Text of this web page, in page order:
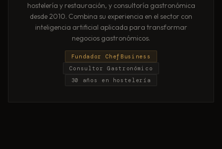
hostelería y restauración, y consultoría gastronómica
desde 2010. Combina su experiencia en el sector con
inteligencia artificial aplicada para transformar
negocios gastronómicos.
Fundador ChefBusiness
Consultor Gastronómico
30 años en hostelería